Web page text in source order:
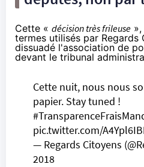
Cette « décision très frileuse
termes utilisés par Regards
dissuadé l'association de
devant le tribunal
Cette nuit, nous nous
papier. Stay tuned !
pic.twitter.com/
— Regards Citoyens
2018